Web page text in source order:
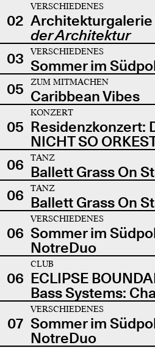
02
VERSCHIEDENES
Architekturgalerie
der Architektur
03
VERSCHIEDENES
Sommer im
05
ZUM MITMACHEN
Caribbean Vibes
05
KONZERT
Residenzkonzert:
NICHT SO
06
TANZ
Ballett Grass On
06
TANZ
Ballett Grass On
06
VERSCHIEDENES
Sommer im
NotreDuo
06
CLUB
ECLIPSE
Bass Systems:
07
VERSCHIEDENES
Sommer im
NotreDuo